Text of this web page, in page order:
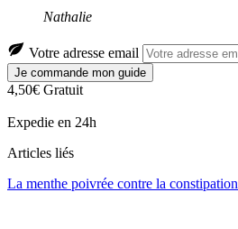
Nathalie
Votre adresse email
Je commande mon guide
4,50€ Gratuit
Expedie en 24h
Articles liés
La menthe poivrée contre la constipation